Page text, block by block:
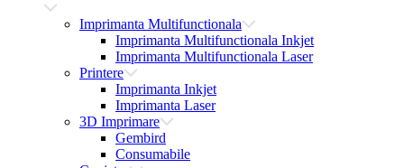
Imprimanta Multifunctionala
Imprimanta Multifunctionala Inkjet
Imprimanta Multifunctionala Laser
Printere
Imprimanta Inkjet
Imprimanta Laser
3D Imprimare
Gembird
Consumabile